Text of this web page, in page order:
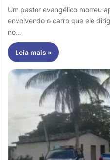
Um pastor evangélico morreu
envolvendo o carro que ele
no…
Leia mais »